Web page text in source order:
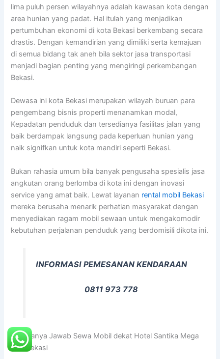
lima puluh persen wilayahnya adalah kawasan kota dengan
area hunian yang padat. Hal itulah yang menjadikan
pertumbuhan ekonomi di kota Bekasi berkembang secara
drastis. Dengan kemandirian yang dimiliki serta kemajuan
di semua bidang tak aneh bila sektor jasa transportasi
menjadi bagian penting yang mengiringi perkembangan
Bekasi.
Dewasa ini kota Bekasi merupakan wilayah buruan para
pengembang bisnis properti menanamkan modal,
Kepadatan penduduk dan tersedianya fasilitas jalan yang
baik berdampak langsung pada keperluan hunian yang
naik signifkan untuk kota mandiri seperti Bekasi.
Bukan rahasia umum bila banyak pengusaha spesialis jasa
angkutan orang berlomba di kota ini dengan inovasi
service yang amat baik. Lewat layanan rental mobil Bekasi
mereka berusaha menarik perhatian masyarakat dengan
menyediakan ragam mobil sewaan untuk mengakomodir
kebutuhan perjalanan penduduk yang berdomisili dikota ini.
INFORMASI PEMESANAN KENDARAAN
0811 973 778
FAQ Tanya Jawab Sewa Mobil dekat Hotel Santika Mega
City Bekasi